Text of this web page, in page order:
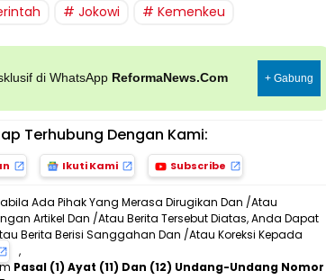
Jokowi Kemenkeu
di WhatsApp ReformaNews.Com + Gabung
Terhubung Dengan Kami:
Ikuti Kami Subscribe
Ada Pihak Yang Merasa Dirugikan Dan /Atau
Artikel Dan /Atau Berita Tersebut Diatas, Anda Dapat
Berita Berisi Sanggahan Dan /Atau Koreksi Kepada
,
Pasal (1) Ayat (11) Dan (12) Undang-Undang Nomor